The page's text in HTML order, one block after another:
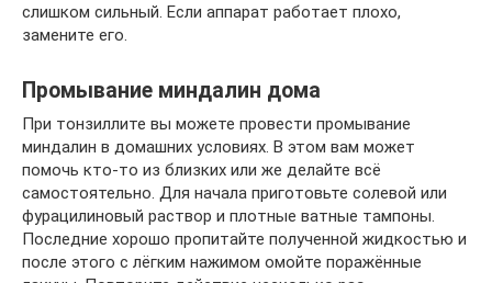
слишком сильный. Если аппарат работает плохо,
замените его.
Промывание миндалин дома
При тонзиллите вы можете провести промывание
миндалин в домашних условиях. В этом вам может
помочь кто-то из близких или же делайте всё
самостоятельно. Для начала приготовьте солевой или
фурацилиновый раствор и плотные ватные тампоны.
Последние хорошо пропитайте полученной жидкостью и
после этого с лёгким нажимом омойте поражённые